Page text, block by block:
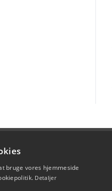
bruge vores hjemmeside
Detaljer